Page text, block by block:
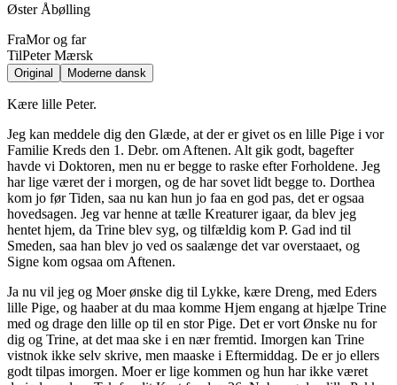
Øster Åbølling
FraMor og far
TilPeter Mærsk
Original Moderne dansk
Kære lille Peter.
Jeg kan meddele dig den Glæde, at der er givet os en lille Pige i vor
Familie Kreds den 1. Debr. om Aftenen. Alt gik godt, bagefter
havde vi Doktoren, men nu er begge to raske efter Forholdene. Jeg
har lige været der i morgen, og de har sovet lidt begge to. Dorthea
kom jo før Tiden, saa nu kan hun jo faa en god pas, det er ogsaa
hovedsagen. Jeg var henne at tælle Kreaturer igaar, da blev jeg
hentet hjem, da Trine blev syg, og tilfældig kom P. Gad ind til
Smeden, saa han blev jo ved os saalænge det var overstaaet, og
Signe kom ogsaa om Aftenen.
Ja nu vil jeg og Moer ønske dig til Lykke, kære Dreng, med Eders
lille Pige, og haaber at du maa komme Hjem engang at hjælpe Trine
med og drage den lille op til en stor Pige. Det er vort Ønske nu for
dig og Trine, at det maa ske i en nær fremtid. Imorgen kan Trine
vistnok ikke selv skrive, men maaske i Eftermiddag. De er jo ellers
godt tilpas imorgen. Moer er lige kommen og hun har ikke været